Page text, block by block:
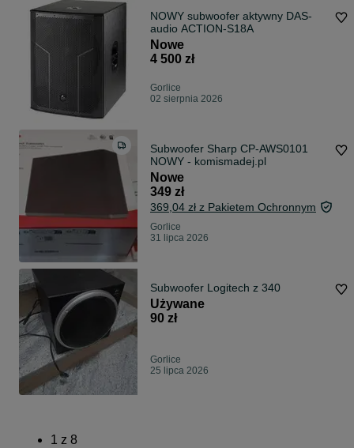
NOWY subwoofer aktywny DAS-
audio ACTION-S18A
Nowe
4 500 zł
Gorlice
02 sierpnia 2026
Subwoofer Sharp CP-AWS0101
NOWY - komismadej.pl
Nowe
349 zł
369,04 zł z Pakietem Ochronnym
Gorlice
31 lipca 2026
Subwoofer Logitech z 340
Używane
90 zł
Gorlice
25 lipca 2026
1 z 8